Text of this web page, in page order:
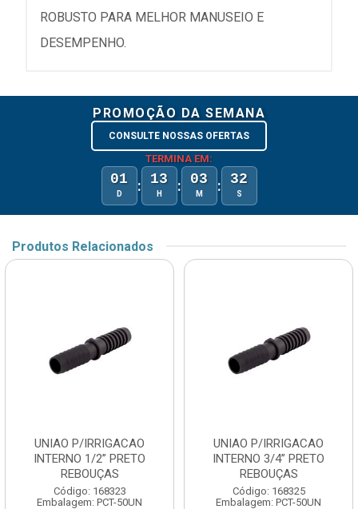
ROBUSTO PARA MELHOR MANUSEIO E
DESEMPENHO.
PROMOÇÃO DA SEMANA
CONSULTE NOSSAS OFERTAS
TERMINA EM:
01
D : 13
H : 03
M : 32
S
Produtos Relacionados
UNIAO P/IRRIGACAO
INTERNO 1/2” PRETO
REBOUÇAS
Código: 168323
Embalagem: PCT-50UN
UNIAO P/IRRIGACAO
INTERNO 3/4” PRETO
REBOUÇAS
Código: 168325
Embalagem: PCT-50UN